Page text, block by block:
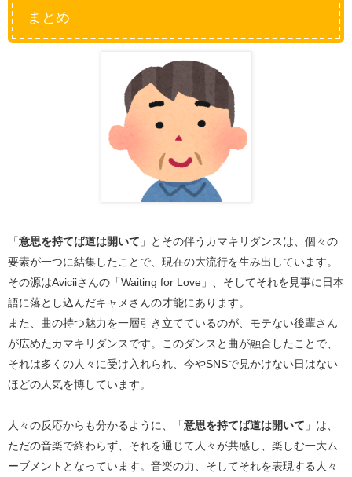
まとめ
「 意思を持てば道は開いて 」とその伴うカマキリダンスは、個々の
要素が一つに結集したことで、現在の大流行を生み出しています。
その源はAviciiさんの「Waiting for Love」、そしてそれを見事に日本
語に落とし込んだキャメさんの才能にあります。
また、曲の持つ魅力を一層引き立てているのが、モテない後輩さん
が広めたカマキリダンスです。このダンスと曲が融合したことで、
それは多くの人々に受け入れられ、今やSNSで見かけない日はない
ほどの人気を博しています。
人々の反応からも分かるように、「 意思を持てば道は開いて 」は、
ただの音楽で終わらず、それを通じて人々が共感し、楽しむ一大ム
ーブメントとなっています。音楽の力、そしてそれを表現する人々